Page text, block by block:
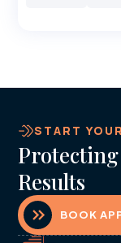
START
Results
BOOK